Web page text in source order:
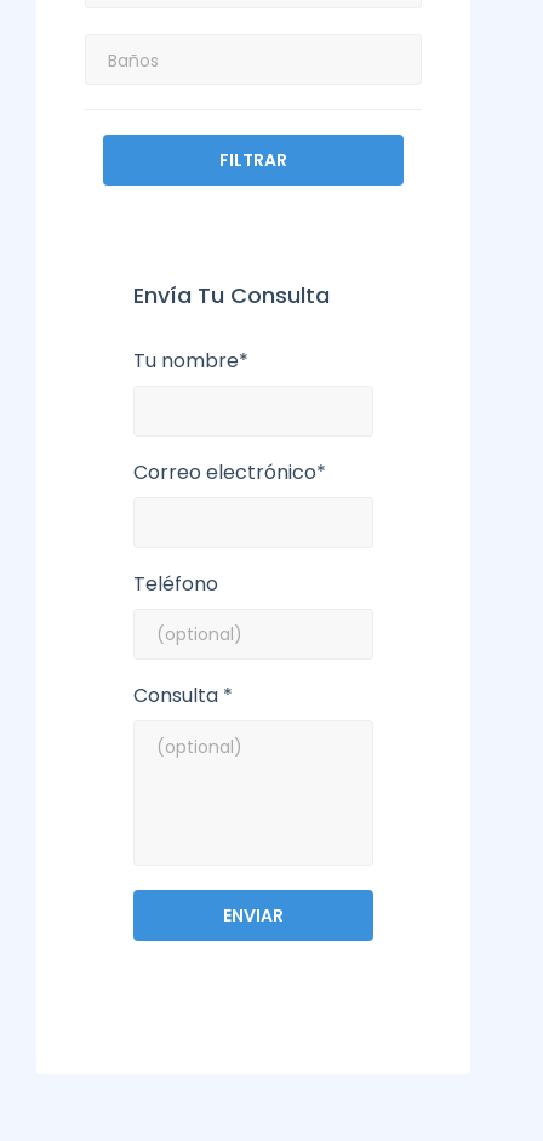
FILTRAR
Envía Tu Consulta
Tu nombre*
Correo electrónico*
Teléfono
Consulta *